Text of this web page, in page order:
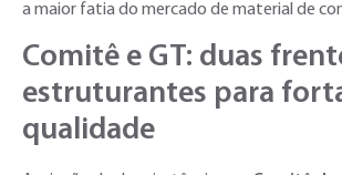
a maior fatia do mercado de material de
Comitê e GT: duas
estruturantes para
qualidade